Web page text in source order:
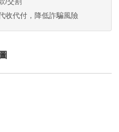
收代付，降低詐騙風險